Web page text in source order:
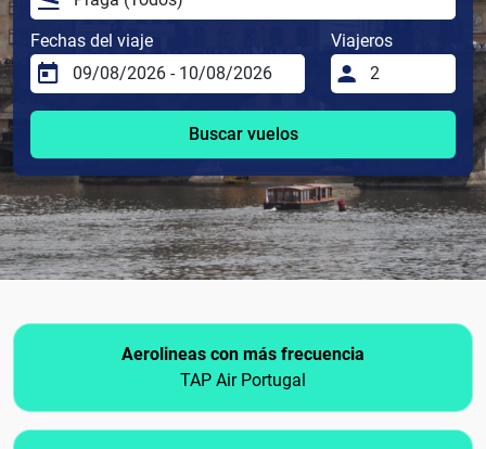
Fechas del viaje Viajeros
Buscar vuelos
Aerolineas con más frecuencia
TAP Air Portugal